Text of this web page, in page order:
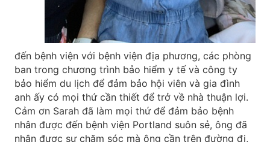
đến bệnh viện với bệnh viện địa phương, các phòng
ban trong chương trình bảo hiểm y tế và công ty
bảo hiểm du lịch để đảm bảo hội viên và gia đình
anh ấy có mọi thứ cần thiết để trở về nhà thuận lợi.
Cảm ơn Sarah đã làm mọi thứ để đảm bảo bệnh
nhân được đến bệnh viện Portland suôn sẻ, ông đã
nhận được sự chăm sóc mà ông cần trên đường đi,